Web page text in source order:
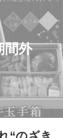
間外